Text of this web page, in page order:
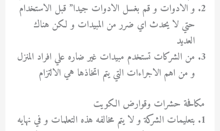
و الادوات و قم بغسل الادوات جيدا” قبل الاستخدام
حتي لا يحدث اي ضرر من المبيدات و لكن هناك
العديد
من الشركات تستخدم مبيدات غير ضاره علي افراد المنزل
و من اهم الاجراءات التي يتم اتخاذها هي الالتزام
مكافحة حشرات وقوارض الكويت
بتعليمات الشركة و لا يتم مخالفه هذه التعلمات و في نهايه